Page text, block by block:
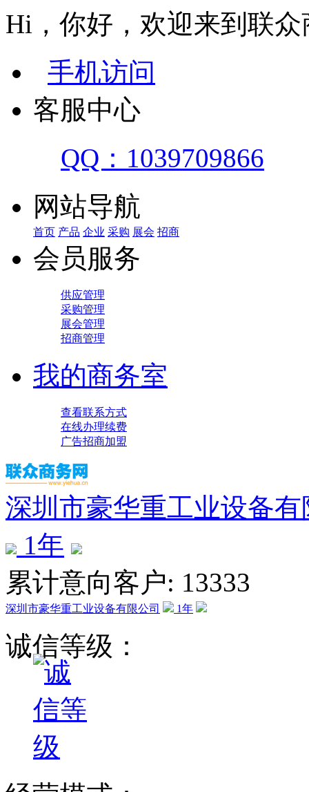
Hi，你好，欢迎来到联众
手机访问
客服中心
QQ：1039709866
网站导航
首页 产品 企业 采购 展会 招商
会员服务
供应管理
采购管理
展会管理
招商管理
我的商务室
查看联系方式
在线办理续费
广告招商加盟
深圳市豪华重工业设备有
1年
累计意向客户: 13333
深圳市豪华重工业设备有限公司 1年
诚信等级：